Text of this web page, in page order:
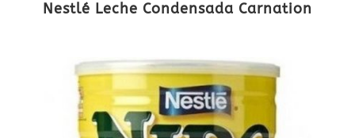
Nestlé Leche Condensada Carnation